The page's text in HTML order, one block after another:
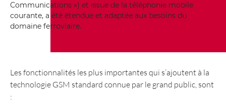
Communications ») et issue de la téléphonie mobile
courante, a été étendue et adaptée aux besoins du
domaine ferroviaire.
Les fonctionnalités les plus importantes qui s’ajoutent à la
technologie GSM standard connue par le grand public, sont
: